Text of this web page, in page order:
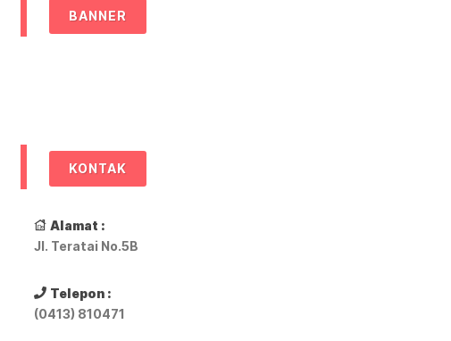
BANNER
KONTAK
Alamat :
Jl. Teratai No.5B
Telepon :
(0413) 810471